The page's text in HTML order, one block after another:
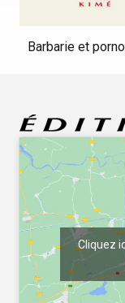
Barbarie et
Cliquez